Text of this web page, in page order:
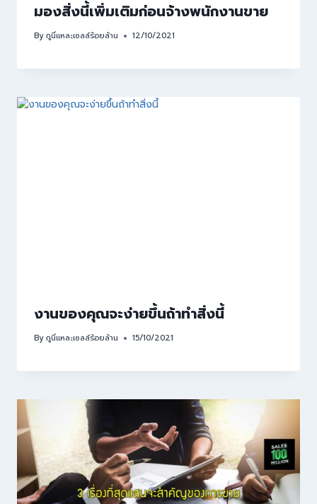
มองสิ่งนี้เพิ่มเติมก่อนจ้างพนักงานขาย
Byกูนี่แหละเซลล์ร้อยล้าน 12/10/2021
งานของคุณจะง่ายขึ้นถ้าทำสิ่งนี้
Byกูนี่แหละเซลล์ร้อยล้าน 15/10/2021